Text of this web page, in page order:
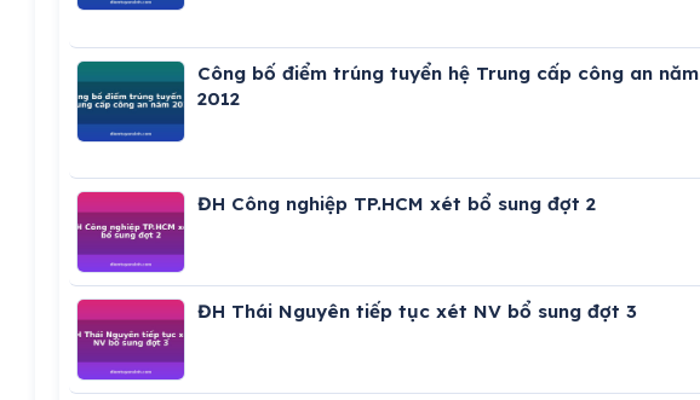
Công bố điểm trúng tuyển hệ Trung cấp công an năm
2012
ĐH Công nghiệp TP.HCM xét bổ sung đợt 2
ĐH Thái Nguyên tiếp tục xét NV bổ sung đợt 3